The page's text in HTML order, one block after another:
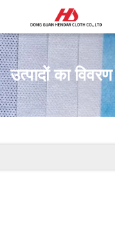
उत्पादों का विवरण